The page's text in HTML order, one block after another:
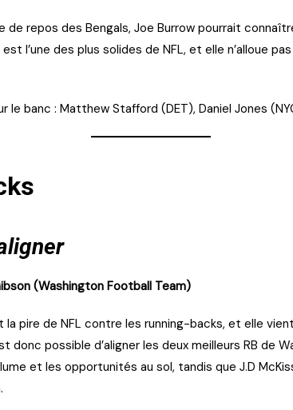
de repos des Bengals, Joe Burrow pourrait
l’une des plus solides de NFL, et elle n’alloue
le banc : Matthew Stafford (DET), Daniel Jones
(Washington Football Team)
pire de NFL contre les running-backs, et elle
donc possible d’aligner les deux meilleurs RB de
et les opportunités au sol, tandis que J.D